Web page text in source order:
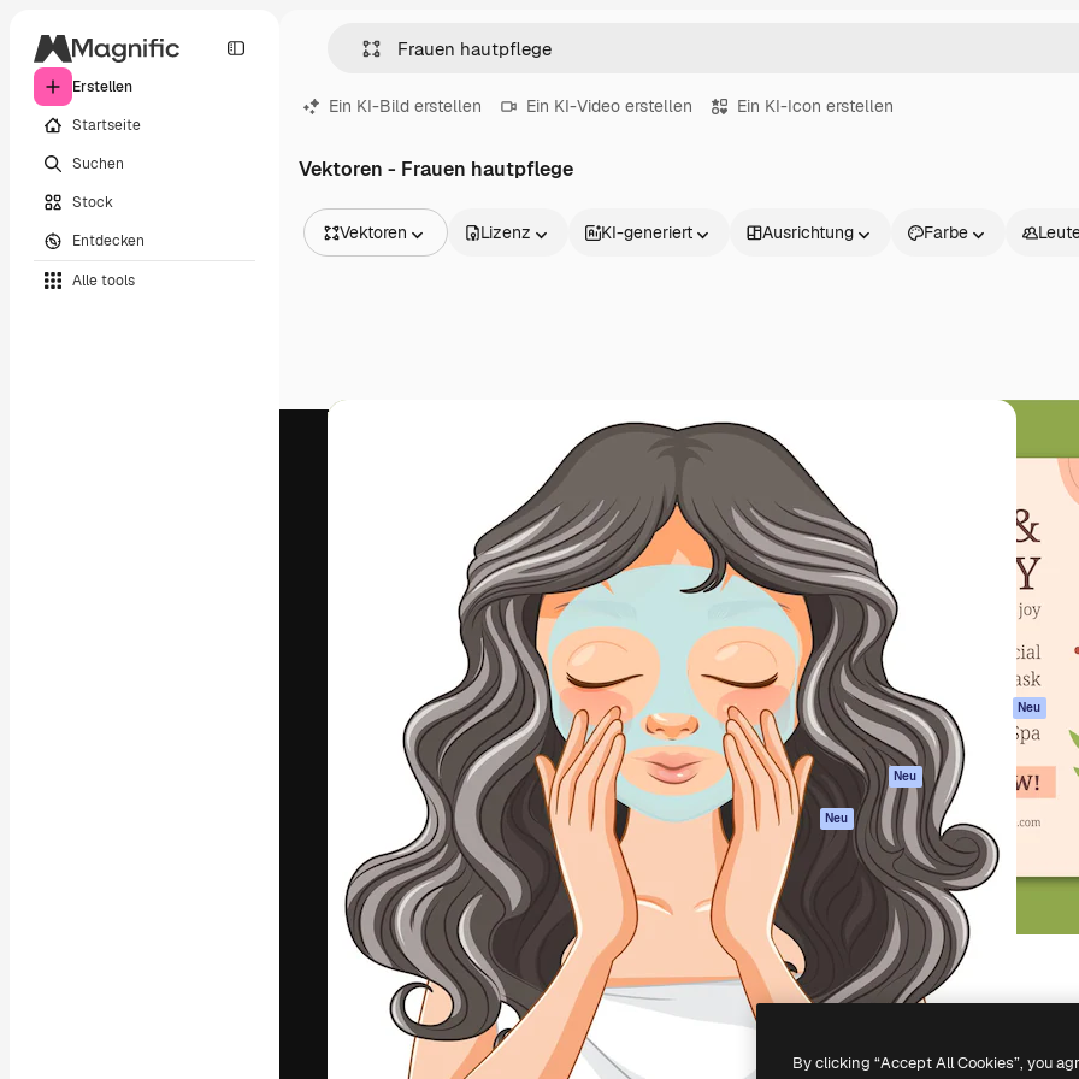
Erstellen
Startseite
Suchen
Stock
Entdecken
Alle tools
Ein KI-Bild erstellen Ein KI-Video erstellen Ein KI-Icon erstellen
Vektoren - Frauen hautpflege
Vektoren
Videos
Lizenz KI-generiert Ausrichtung Farbe
Die kreative Plattform, um deine beste
Arbeit zu verwirklichen. Mehr als 1 Million
Abonnenten unter Kreativen, Unternehmen,
Agenturen und Studios.
Deutsch
Produkte
Spaces
KI-Assistent
KI-Bildgenerator
KI-Videogenerator
KI-
Stimmengenerator
Stock-Inhalte
MCP für
Claude/ChatGPT
Neu
Agenten Neu
Mobile App
Alle Magnific-Tools
Loslegen
Academy
Dokumentation
Originale
Neu
Cookie-Richtlinie
Partner
Unternehmen
Copyright © 2010- 2026 Freepik Company S.L.U. Alle Rechte vorbehalten.
By clicking “Accept All Cookies”, you